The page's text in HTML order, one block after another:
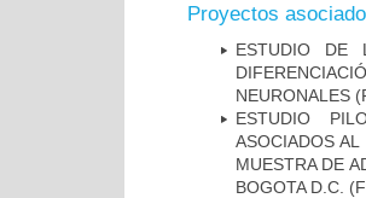
Proyectos
ESTUDIO DE
NEURONALES
ESTUDIO
ASOCIADOS
MUESTRA DE
BOGOTA D.C.